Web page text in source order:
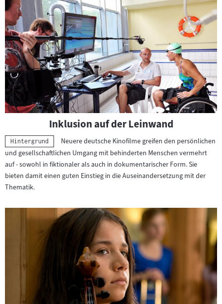
Inklusion auf der Leinwand
Kategorie:
Hintergrund
Neuere deutsche Kinofilme greifen den persönlichen
und gesellschaftlichen Umgang mit behinderten Menschen vermehrt
auf - sowohl in fiktionaler als auch in dokumentarischer Form. Sie
bieten damit einen guten Einstieg in die Auseinandersetzung mit der
Thematik.